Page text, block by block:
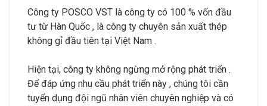
Công ty POSCO VST là công ty có 100 % vốn đầu
tư từ Hàn Quốc , là công ty chuyên sản xuất thép
không gỉ đầu tiên tại Việt Nam .
Hiện tại, công ty không ngừng mở rộng phát triển .
Để đáp ứng nhu cầu phát triển này , chúng tôi cần
tuyển dụng đội ngũ nhân viên chuyên nghiệp và có